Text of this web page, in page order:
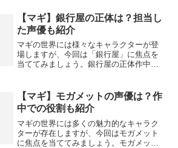
ってみましょう。アラジンの成長と変化
物語の中でアラジンは数多...
【マギ】銀行屋の正体は？担当し
た声優も紹介
マギの世界には様々なキャラクターが登
場しますが、今回は「銀行屋」に焦点を
当ててみましょう。銀行屋の正体作中で
ターです。「銀行屋」という通称で呼ば
れるマルッキオの正体を探...
【マギ】モガメットの声優は？作
中での役割も紹介
マギの世界には多くの魅力的なキャラク
ターが存在しますが、今回はモガメット
に焦点を当ててみましょう。モガメット